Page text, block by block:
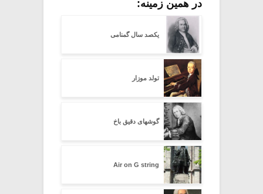
در همین زمینه:
یکصد سال گمنامی
تولد موزار
گوشهای دقیق باخ
Air on G string